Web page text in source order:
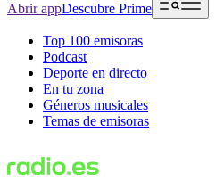
Abrir appDescubre Prime
Top 100 emisoras
Podcast
Deporte en directo
En tu zona
Géneros musicales
Temas de emisoras